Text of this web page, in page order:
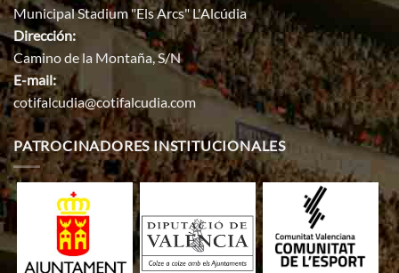
Municipal Stadium "Els Arcs" L'Alcúdia
Dirección:
Camino de la Montaña, S/N
E-mail:
cotifalcudia@cotifalcudia.com
PATROCINADORES INSTITUCIONALES